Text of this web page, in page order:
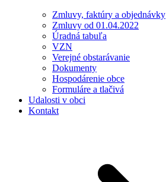
Zmluvy, faktúry a objednávky
Zmluvy od 01.04.2022
Úradná tabuľa
VZN
Verejné obstarávanie
Dokumenty
Hospodárenie obce
Formuláre a tlačivá
Udalosti v obci
Kontakt